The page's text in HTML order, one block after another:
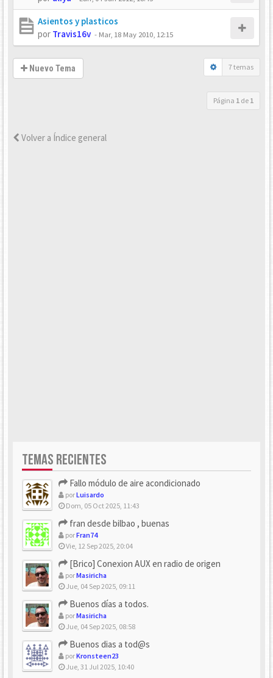
Asientos y plasticos
por Travis16v - Mar, 18 May 2010, 12:15
Nuevo Tema 7 temas
Página 1 de 1
Volver a Índice general
TEMAS RECIENTES
Fallo módulo de aire acondicionado
porLuisardo
Dom, 05 Oct 2025, 11:43
fran desde bilbao , buenas
porFran74
Vie, 12 Sep 2025, 20:04
[Brico] Conexion AUX en radio de origen
porMasiricha
Jue, 04 Sep 2025, 09:11
Buenos días a todos.
porMasiricha
Jue, 04 Sep 2025, 08:58
Buenos dias a tod@s
porKronsteen23
Jue, 31 Jul 2025, 10:40